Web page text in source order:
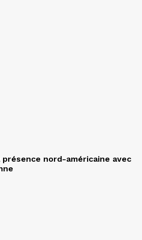
présence nord-américaine avec